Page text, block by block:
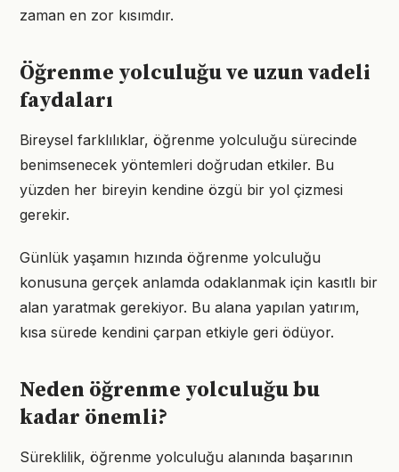
zaman en zor kısımdır.
Öğrenme yolculuğu ve uzun vadeli
faydaları
Bireysel farklılıklar, öğrenme yolculuğu sürecinde
benimsenecek yöntemleri doğrudan etkiler. Bu
yüzden her bireyin kendine özgü bir yol çizmesi
gerekir.
Günlük yaşamın hızında öğrenme yolculuğu
konusuna gerçek anlamda odaklanmak için kasıtlı bir
alan yaratmak gerekiyor. Bu alana yapılan yatırım,
kısa sürede kendini çarpan etkiyle geri ödüyor.
Neden öğrenme yolculuğu bu
kadar önemli?
Süreklilik, öğrenme yolculuğu alanında başarının